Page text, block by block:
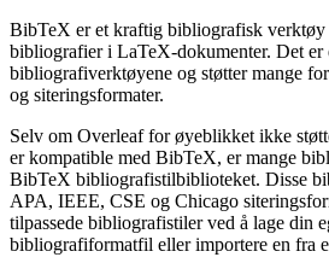
BibTeX er et kraftig bibliografisk verktøy
bibliografier i LaTeX-dokumenter. Det er
bibliografiverktøyene og støtter mange
og siteringsformater.
Selv om Overleaf for øyeblikket ikke
er kompatible med BibTeX, er mange
BibTeX bibliografistilbiblioteket. Disse
APA, IEEE, CSE og Chicago
tilpassede bibliografistiler ved å lage din
bibliografiformatfil eller importere en fra